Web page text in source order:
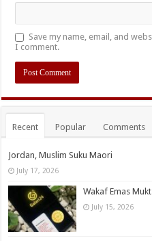
Save my name, email, and
I comment.
Recent Popular Comments
Jordan, Muslim Suku Maori
July 17, 2026
Wakaf Emas
July 15, 2026